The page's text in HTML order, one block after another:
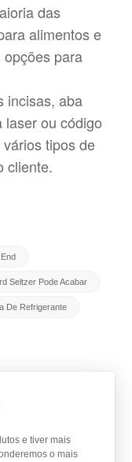
das
alimentos e
para
incisas, aba
laser ou código
tipos de
cliente.
Seltzer Pode Acabar
De Refrigerante
e tiver mais
o mais